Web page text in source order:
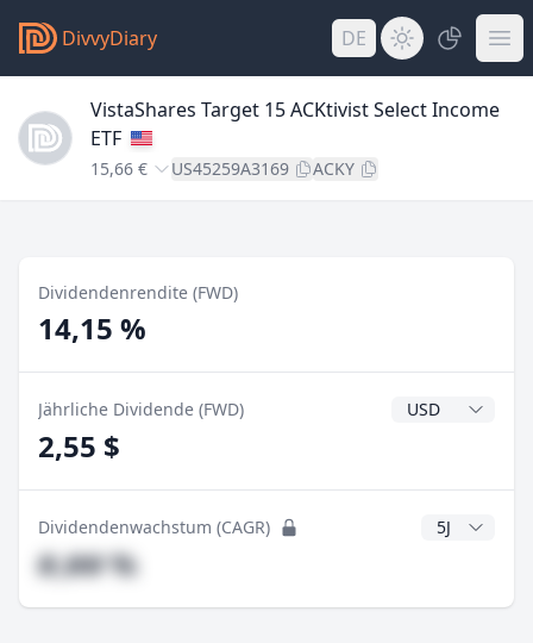
DivvyDiary DE
VistaShares Target 15 ACKtivist Select Income
ETF
15,66 € US45259A3169 ACKY
Dividendenrendite (FWD)
14,15 %
Jährliche Dividende (FWD)
2,55 $
Dividendenwachstum (CAGR) CAGR Jahre
#,## %